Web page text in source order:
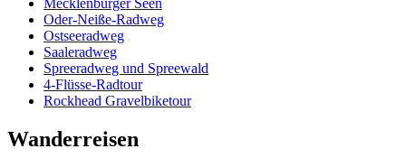
Oder-Neiße-Radweg
Ostseeradweg
Saaleradweg
Spreeradweg und Spreewald
4-Flüsse-Radtour
Rockhead Gravelbiketour
Wanderreisen